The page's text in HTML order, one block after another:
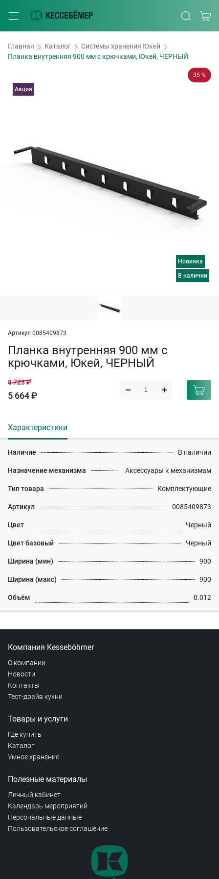
Главная Каталог
Системы хранения Юкей
Планка внутренняя 900 мм с крючками, Юкей, ЧЕРНЫЙ
35 %
Новинка
в наличии
Акция
Артикул 0085409873
Планка внутренняя 900 мм с
крючками, Юкей, ЧЕРНЫЙ
8 723 ₽
5 664 ₽
Характеристики
Наличие В наличии
Назначение механизма Аксессуары к механизмам
Тип товара Комплектующие
Артикул 0085409873
Цвет Черный
Цвет базовый Черный
Ширина (мин) 900
Ширина (макс) 900
Объём 0.012
Компания Kesseböhmer
О компании
Новости
Контакты
Тест-драйв кухни
Товары и услуги
Где купить
Каталог
Умное хранение
Полезные материалы
Личный кабинет
Календарь мероприятий
Персональные данные
Пользовательское соглашение